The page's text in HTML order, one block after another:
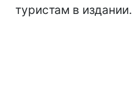
туристам в издании.